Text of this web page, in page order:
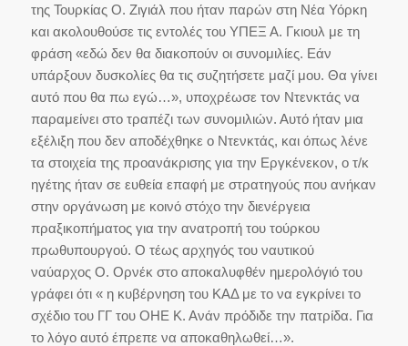
της Τουρκίας Ο. Ζιγιάλ που ήταν παρών στη Νέα Υόρκη
και ακολουθούσε τις εντολές του ΥΠΕΞ Α. Γκιουλ με τη
φράση «εδώ δεν θα διακοπούν οι συνομιλίες. Εάν
υπάρξουν δυσκολίες θα τις συζητήσετε μαζί μου. Θα γίνει
αυτό που θα πω εγώ…», υποχρέωσε τον Ντενκτάς να
παραμείνει στο τραπέζι των συνομιλιών. Αυτό ήταν μια
εξέλιξη που δεν αποδέχθηκε ο Ντενκτάς, και όπως λένε
τα στοιχεία της προανάκρισης για την Εργκένεκον, ο τ/κ
ηγέτης ήταν σε ευθεία επαφή με στρατηγούς που ανήκαν
στην οργάνωση με κοινό στόχο την διενέργεια
πραξικοπήματος για την ανατροπή του τούρκου
πρωθυπουργού. Ο τέως αρχηγός του ναυτικού
ναύαρχος Ο. Ορνέκ στο αποκαλυφθέν ημερολόγιό του
γράφει ότι « η κυβέρνηση του ΚΑΔ με το να εγκρίνει το
σχέδιο του ΓΓ του ΟΗΕ Κ. Ανάν πρόδιδε την πατρίδα. Για
το λόγο αυτό έπρεπε να αποκαθηλωθεί…».